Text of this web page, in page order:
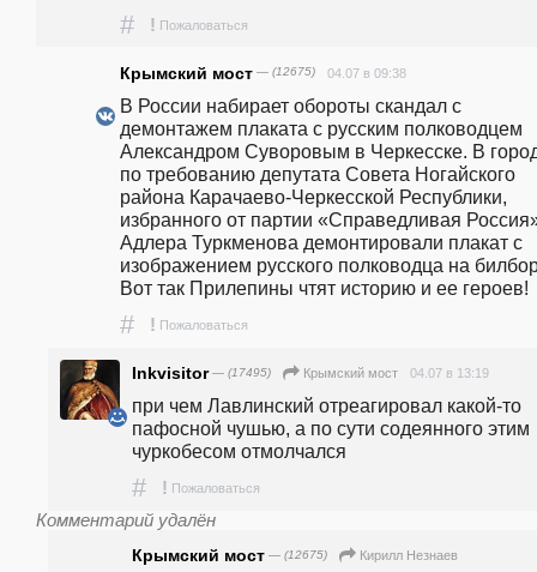
# ! Пожаловаться
Крымский мост — (12675) 04.07 в 09:38
В России набирает обороты скандал с
демонтажем плаката с русским полководцем
Александром Суворовым в Черкесске. В
по требованию депутата Совета Ногайского
района Карачаево-Черкесской Республики,
избранного от партии «Справедливая
Адлера Туркменова демонтировали плакат с
изображением русского полководца на
Вот так Прилепины чтят историю и ее героев!
# ! Пожаловаться
Inkvisitor— (17495) Крымский мост 04.07 в 13:19
при чем Лавлинский отреагировал какой-то
пафосной чушью, а по сути содеянного этим
чуркобесом отмолчался
# ! Пожаловаться
Комментарий удалён
Крымский мост — (12675)
Кирилл Незнаев